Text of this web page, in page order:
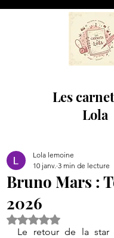
Les
Lola
Bruno Mars :
2026
Lola lemoine
10 janv. 3 min de lecture
Noté NaN étoiles sur
​Le retour de la star